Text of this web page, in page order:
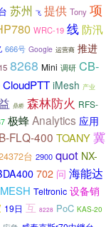
苏州 飞 提供 Tony 项
WRC-19 线 防汛
666号 Google 运营商 推进
8268 Mini 调研 CB-
CloudPTT iMesh 产业
鼎桥 森林防火 RFS-
极蜂Analytics 应用
FLQ-400 TOANY冀
台 2900 quot NX-
702 问 海能达
Teltronic 设备销
19日 互 8228 PoC KAS-20